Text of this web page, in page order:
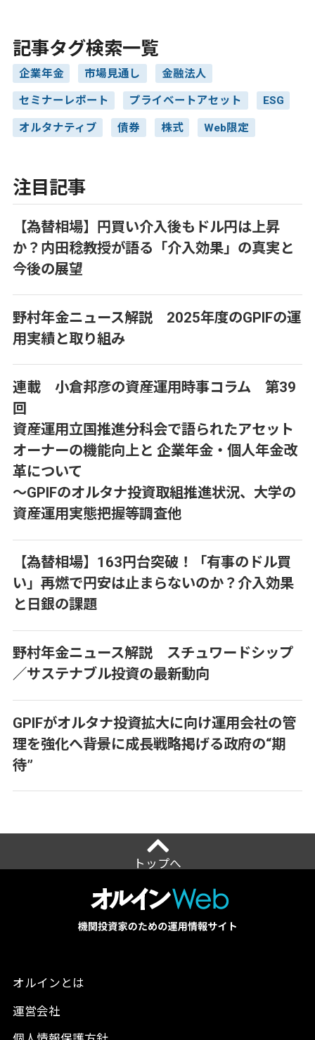
記事タグ検索一覧
企業年金 市場見通し 金融法人
セミナーレポート プライベートアセット ESG
オルタナティブ 債券 株式 Web限定
注目記事
【為替相場】円買い介入後もドル円は上昇
か？内田稔教授が語る「介入効果」の真実と
今後の展望
野村年金ニュース解説 2025年度のGPIFの運
用実績と取り組み
連載 小倉邦彦の資産運用時事コラム 第39
回
資産運用立国推進分科会で語られたアセット
オーナーの機能向上と 企業年金・個人年金改
革について
～GPIFのオルタナ投資取組推進状況、大学の
資産運用実態把握等調査他
【為替相場】163円台突破！「有事のドル買
い」再燃で円安は止まらないのか？介入効果
と日銀の課題
野村年金ニュース解説 スチュワードシップ
／サステナブル投資の最新動向
GPIFがオルタナ投資拡大に向け運用会社の管
理を強化へ――背景に成長戦略掲げる政府の“期
待”
トップへ
オルインとは
運営会社